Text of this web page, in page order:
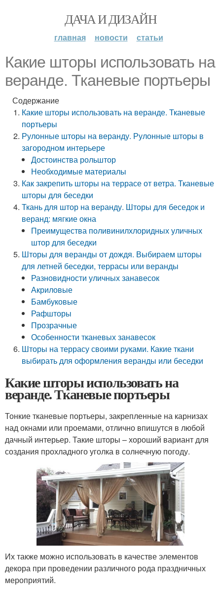
ДАЧА И ДИЗАЙН
главная новости статьи
Какие шторы использовать на
веранде. Тканевые портьеры
Содержание
Какие шторы использовать на веранде. Тканевые
портьеры
Рулонные шторы на веранду. Рулонные шторы в
загородном интерьере
Достоинства рольштор
Необходимые материалы
Как закрепить шторы на террасе от ветра. Тканевые
шторы для беседки
Ткань для штор на веранду. Шторы для беседок и
веранд: мягкие окна
Преимущества поливинилхлоридных уличных
штор для беседки
Шторы для веранды от дождя. Выбираем шторы
для летней беседки, террасы или веранды
Разновидности уличных занавесок
Акриловые
Бамбуковые
Рафшторы
Прозрачные
Особенности тканевых занавесок
Шторы на террасу своими руками. Какие ткани
выбирать для оформления веранды или беседки
Какие шторы использовать на
веранде. Тканевые портьеры
Тонкие тканевые портьеры, закрепленные на карнизах
над окнами или проемами, отлично впишутся в любой
дачный интерьер. Такие шторы – хороший вариант для
создания прохладного уголка в солнечную погоду.
Их также можно использовать в качестве элементов
декора при проведении различного рода праздничных
мероприятий.